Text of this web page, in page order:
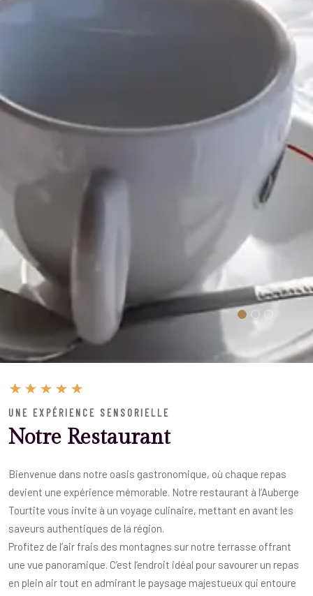
UNE EXPÉRIENCE SENSORIELLE
Notre Restaurant
Bienvenue dans notre oasis gastronomique, où chaque repas
devient une expérience mémorable. Notre restaurant à l’Auberge
Tourtite vous invite à un voyage culinaire, mettant en avant les
saveurs authentiques de la région.
Profitez de l’air frais des montagnes sur notre terrasse offrant
une vue panoramique. C’est l’endroit idéal pour savourer un repas
en plein air tout en admirant le paysage majestueux qui entoure